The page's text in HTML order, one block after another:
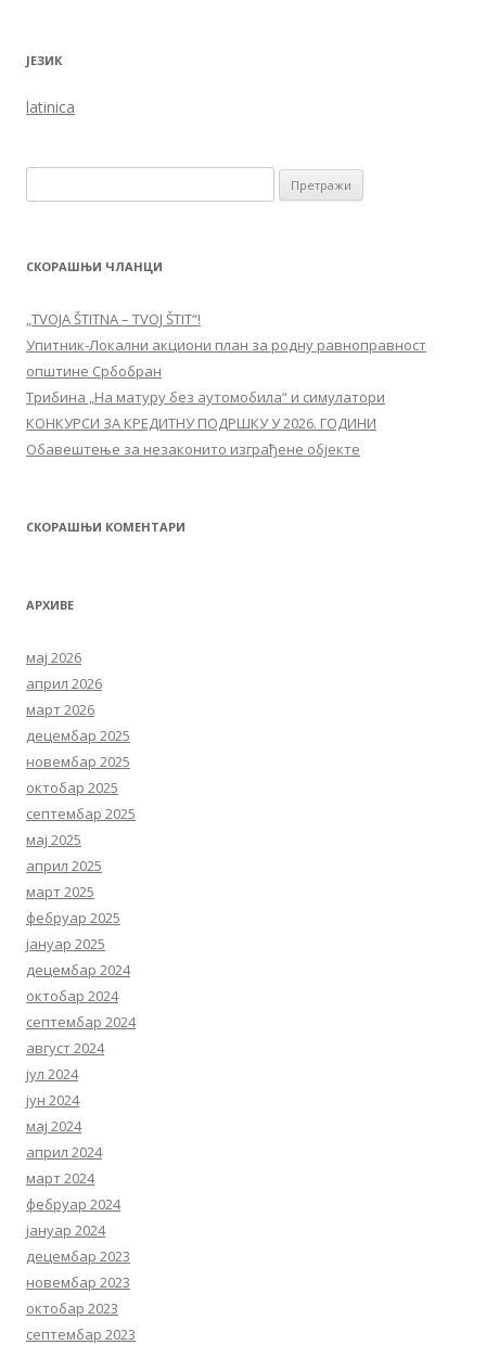
ЈЕЗИК
latinica
СКОРАШЊИ ЧЛАНЦИ
„TVOJA ŠTITNA – TVOJ ŠTIT“!
Упитник-Локални акциони план за родну равноправност
општине Србобран
Трибина „На матуру без аутомобила“ и симулатори
КОНКУРСИ ЗА КРЕДИТНУ ПОДРШКУ У 2026. ГОДИНИ
Обавештење за незаконито изграђене објекте
СКОРАШЊИ КОМЕНТАРИ
АРХИВЕ
мај 2026
април 2026
март 2026
децембар 2025
новембар 2025
октобар 2025
септембар 2025
мај 2025
април 2025
март 2025
фебруар 2025
јануар 2025
децембар 2024
октобар 2024
септембар 2024
август 2024
јул 2024
јун 2024
мај 2024
април 2024
март 2024
фебруар 2024
јануар 2024
децембар 2023
новембар 2023
октобар 2023
септембар 2023